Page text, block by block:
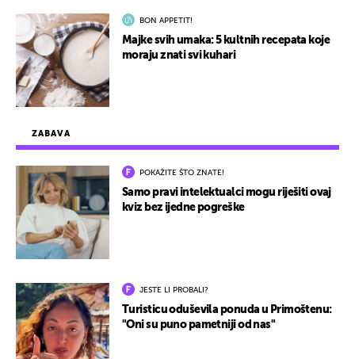
ZABAVA
POKAŽITE ŠTO ZNATE!
Samo pravi intelektualci mogu riješiti ovaj
kviz bez ijedne pogreške
JESTE LI PROBALI?
Turisticu oduševila ponuda u Primoštenu:
"Oni su puno pametniji od nas"
BON APPETIT!
Majke svih umaka: 5 kultnih recepata koje
moraju znati svi kuhari